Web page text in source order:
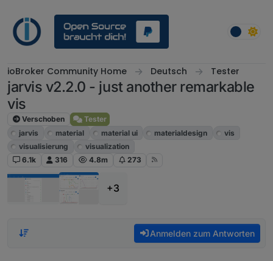
ioBroker Community Home Deutsch Tester
jarvis v2.2.0 - just another remarkable
vis
Verschoben
Tester
jarvis
material material ui materialdesign
vis
visualisierung
visualization
6.1k
316 4.8m 273
+3
Anmelden zum Antworten